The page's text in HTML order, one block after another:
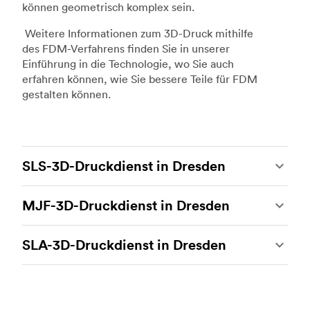
können geometrisch komplex sein.
Weitere Informationen zum 3D-Druck mithilfe
des FDM-Verfahrens finden Sie in unserer
Einführung in die Technologie, wo Sie auch
erfahren können, wie Sie bessere Teile für FDM
gestalten können.
SLS-3D-Druckdienst in Dresden
(SLS) handelt es sich um eines der stärksten
additiven Fertigungsverfahren, das es
ermöglicht, beständige und genaue
kundenspezifische Teile herzustellen. Der SLS-
3D-Druck ist ideal für Rapid Prototyping und
MJF-3D-Druckdienst in Dresden
additive Fertigungsverfahren von Hewlett-
Packard. Hierbei handelt es sich um die
SLA-3D-Druckdienst in Dresden